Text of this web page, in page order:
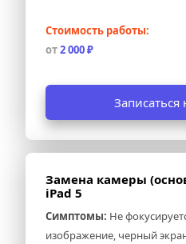
Стоимость работы:
от 2 000 ₽
Замена камеры
iPad 5
Симптомы: Не
изображение, черный